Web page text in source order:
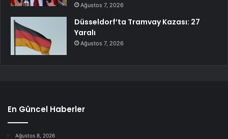
Ağustos 7, 2026
Düsseldorf’ta Tramvay Kazası: 27
Yaralı
Ağustos 7, 2026
En Güncel Haberler
Ağustos 8, 2026